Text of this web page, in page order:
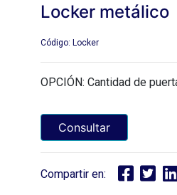
Locker metálico
Código: Locker
OPCIÓN: Cantidad de
Consultar
Compartir en: